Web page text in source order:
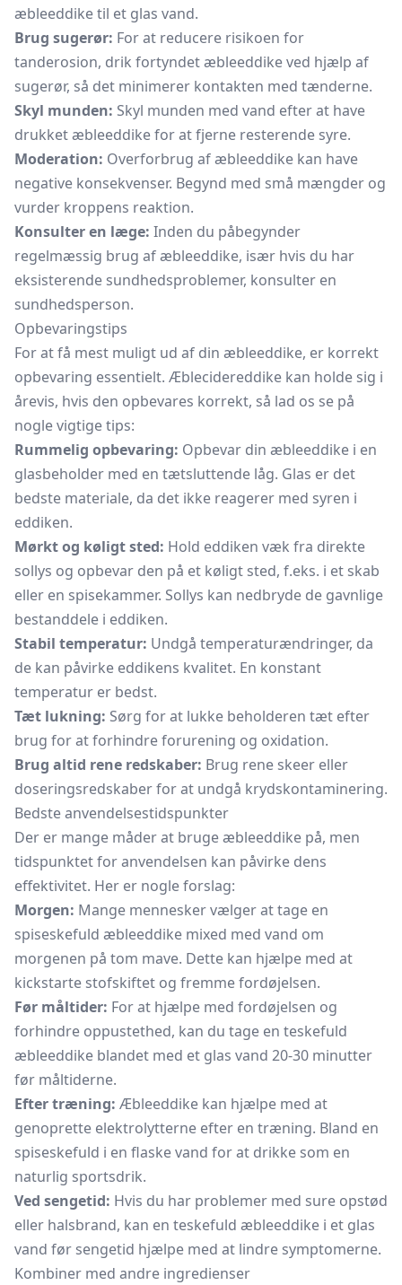
æbleeddike til et glas vand.
Brug sugerør: For at reducere risikoen for
tanderosion, drik fortyndet æbleeddike ved hjælp af
sugerør, så det minimerer kontakten med tænderne.
Skyl munden: Skyl munden med vand efter at have
drukket æbleeddike for at fjerne resterende syre.
Moderation: Overforbrug af æbleeddike kan have
negative konsekvenser. Begynd med små mængder og
vurder kroppens reaktion.
Konsulter en læge: Inden du påbegynder
regelmæssig brug af æbleeddike, især hvis du har
eksisterende sundhedsproblemer, konsulter en
sundhedsperson.
Opbevaringstips
For at få mest muligt ud af din æbleeddike, er korrekt
opbevaring essentielt. Æblecidereddike kan holde sig i
årevis, hvis den opbevares korrekt, så lad os se på
nogle vigtige tips:
Rummelig opbevaring: Opbevar din æbleeddike i en
glasbeholder med en tætsluttende låg. Glas er det
bedste materiale, da det ikke reagerer med syren i
eddiken.
Mørkt og køligt sted: Hold eddiken væk fra direkte
sollys og opbevar den på et køligt sted, f.eks. i et skab
eller en spisekammer. Sollys kan nedbryde de gavnlige
bestanddele i eddiken.
Stabil temperatur: Undgå temperaturændringer, da
de kan påvirke eddikens kvalitet. En konstant
temperatur er bedst.
Tæt lukning: Sørg for at lukke beholderen tæt efter
brug for at forhindre forurening og oxidation.
Brug altid rene redskaber: Brug rene skeer eller
doseringsredskaber for at undgå krydskontaminering.
Bedste anvendelsestidspunkter
Der er mange måder at bruge æbleeddike på, men
tidspunktet for anvendelsen kan påvirke dens
effektivitet. Her er nogle forslag:
Morgen: Mange mennesker vælger at tage en
spiseskefuld æbleeddike mixed med vand om
morgenen på tom mave. Dette kan hjælpe med at
kickstarte stofskiftet og fremme fordøjelsen.
Før måltider: For at hjælpe med fordøjelsen og
forhindre oppustethed, kan du tage en teskefuld
æbleeddike blandet med et glas vand 20-30 minutter
før måltiderne.
Efter træning: Æbleeddike kan hjælpe med at
genoprette elektrolytterne efter en træning. Bland en
spiseskefuld i en flaske vand for at drikke som en
naturlig sportsdrik.
Ved sengetid: Hvis du har problemer med sure opstød
eller halsbrand, kan en teskefuld æbleeddike i et glas
vand før sengetid hjælpe med at lindre symptomerne.
Kombiner med andre ingredienser